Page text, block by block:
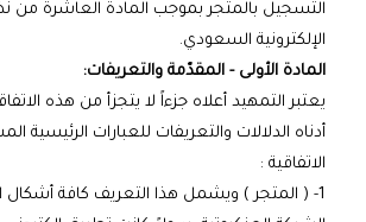
التسجيل بالمتجر بموجب المادة العاشرة من
الإلكترونية السعودي.
المادة الأولى - المقدّمة والتعريفات:
يعتبر التمهيد أعلاه جزءاً لا يتجزأ من هذه
أدناه الدلالات والتعريفات للعبارات الرئيسية
الاتفاقية :
1- ( المتجر ) ويشمل هذا التعريف كافة أشكال